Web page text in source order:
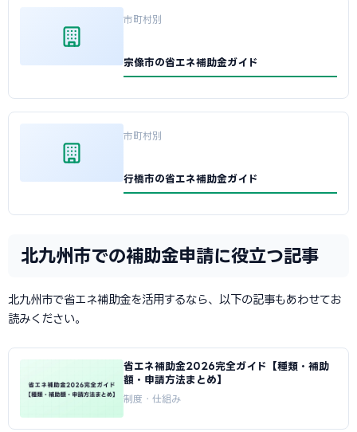
市町村別
宗像市の省エネ補助金ガイド
市町村別
行橋市の省エネ補助金ガイド
北九州市での補助金申請に役立つ記事
北九州市で省エネ補助金を活用するなら、以下の記事もあわせてお
読みください。
省エネ補助金2026完全ガイド【種類・補助
額・申請方法まとめ】
制度・仕組み